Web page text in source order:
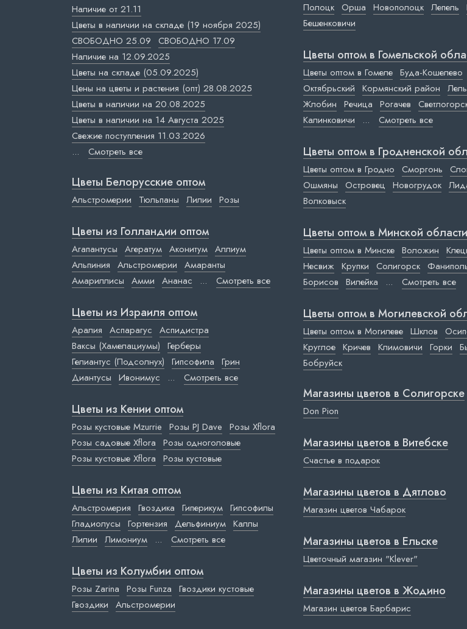
Наличие от 21.11
Цветы в наличии на складе (19 ноября 2025)
СВОБОДНО 25.09 СВОБОДНО 17.09
Наличие на 12.09.2025
Цветы на складе (05.09.2025)
Цены на цветы и растения (опт) 28.08.2025
Цветы в наличии на 20.08.2025
Цветы в наличии на 14 Августа 2025
Свежие поступления 11.03.2026
... Смотреть все
Цветы Белорусские оптом
Альстромерии Тюльпаны Лилии Розы
Цветы из Голландии оптом
Агапантусы Агератум Аконитум Аллиум
Альпиния Альстромерии Амаранты
Амариллисы Амми Ананас ... Смотреть все
Цветы из Израиля оптом
Аралия Аспарагус Аспидистра
Ваксы (Хамелациумы) Герберы
Гелиантус (Подсолнух) Гипсофила Грин
Диантусы Ивонимус ... Смотреть все
Цветы из Кении оптом
Розы кустовые Mzurrie Розы PJ Dave Розы Xflora
Розы садовые Xflora Розы одноголовые
Розы кустовые Xflora Розы кустовые
Цветы из Китая оптом
Альстромерия Гвоздика Гиперикум Гипсофилы
Гладиолусы Гортензия Дельфиниум Каллы
Лилии Лимониум ... Смотреть все
Цветы из Колумбии оптом
Розы Zarina Розы Funza Гвоздики кустовые
Гвоздики Альстромерии
Полоцк Орша Новополоцк Лепель
Бешенковичи
Цветы оптом в Гомельской
Цветы оптом в Гомеле Буда-Кошелево
Октябрьский Кормянский район
Жлобин Речица Рогачев
Калинковичи
... Смотреть все
Цветы оптом в Гродненской
Цветы оптом в Гродно Сморгонь
Ошмяны Островец Новогрудок
Волковыск
Цветы оптом в Минской области
Цветы оптом в Минске Воложин
Несвиж Крупки Солигорск
Борисов Вилейка ... Смотреть все
Цветы оптом в Могилевской
Цветы оптом в Могилеве Шклов
Круглое Кричев Климовичи Горки
Бобруйск
Магазины цветов в Cолигорске
Don Pion
Магазины цветов в Витебске
Счастье в подарок
Магазины цветов в Дятлово
Магазин цветов Чабарок
Магазины цветов в Ельске
Цветочный магазин "Klever"
Магазины цветов в Жодино
Магазин цветов Барбарис